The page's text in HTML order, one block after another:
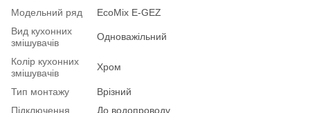
Модельний ряд
EcoMix E-GEZ
Вид кухонних
змішувачів
Одноважільний
Колір кухонних
змішувачів
Хром
Тип монтажу
Врізний
Підключення
До водопроводу